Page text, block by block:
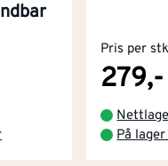
Pris per
279,-
På